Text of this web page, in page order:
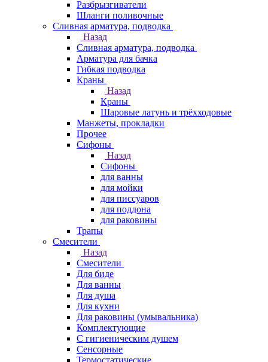
Разбрызгиватели
Шланги поливочные
Сливная арматура, подводка
Назад
Сливная арматура, подводка
Арматура для бачка
Гибкая подводка
Краны
Назад
Краны
Шаровые латунь и трёхходовые
Манжеты, прокладки
Прочее
Сифоны
Назад
Сифоны
для ванны
для мойки
для писсуаров
для поддона
для раковины
Трапы
Смесители
Назад
Смесители
Для биде
Для ванны
Для душа
Для кухни
Для раковины (умывальника)
Комплектующие
С гигиеническим душем
Сенсорные
Термостатические